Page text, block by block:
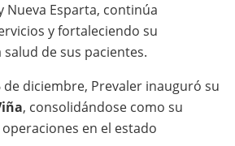
Nueva Esparta, continúa
y fortaleciendo su
de sus pacientes.
de diciembre, Prevaler inauguró su
, consolidándose como su
en el estado